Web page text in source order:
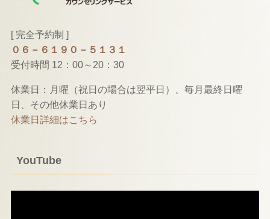
[ 完全予約制 ]
０６－６１９０－５１３１
受付時間 12：00～20：30
休業日：月曜（祝日の場合は翌平日）、毎月最終日曜
日、その他休業日あり
休業日詳細はこちら
YouTube